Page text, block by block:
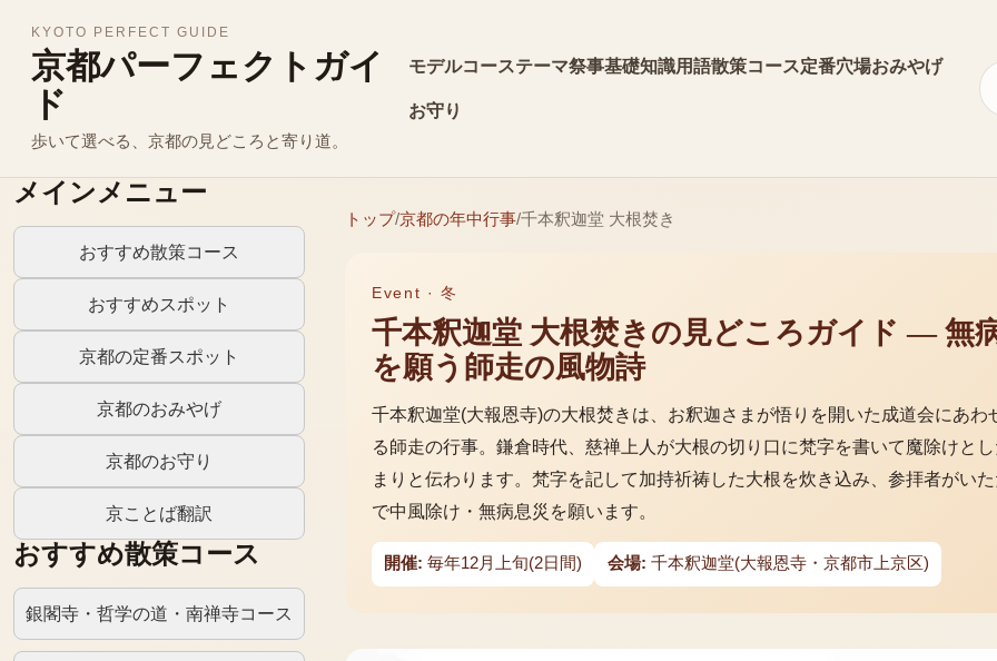
KYOTO PERFECT GUIDE
京都パーフェクトガイ
ド
歩いて選べる、京都の見どころと寄り道。
モデルコーステーマ祭事基礎知識用語散策コース定番穴場おみやげ
お守り
メインメニュー
おすすめ散策コース
おすすめスポット
京都の定番スポット
京都のおみやげ
京都のお守り
京ことば翻訳
おすすめ散策コース
銀閣寺・哲学の道・南禅寺コース
トップ/京都の年中行事/千本釈迦堂 大根焚き
Event ·冬
千本釈迦堂 大根焚きの見どころガイド — 無
を願う師走の風物詩
千本釈迦堂(大報恩寺)の大根焚きは、お釈迦さまが悟りを開いた成道会にあわ
る師走の行事。鎌倉時代、慈禅上人が大根の切り口に梵字を書いて魔除けと
まりと伝わります。梵字を記して加持祈祷した大根を炊き込み、参拝者がいた
で中風除け・無病息災を願います。
開催: 毎年12月上旬(2日間) 会場: 千本釈迦堂(大報恩寺・京都市上京区)